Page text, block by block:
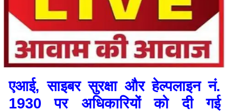
एआई, साइबर सुरक्षा और हेल्पलाइन नं.
1930 पर अधिकारियों को दी गई